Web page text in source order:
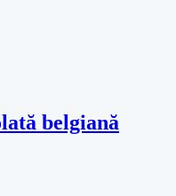
belgiană